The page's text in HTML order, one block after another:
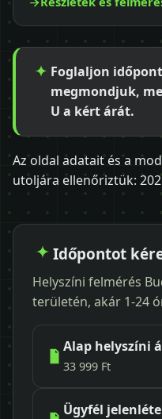
Foglaljon
megmondjuk,
U a kért árát.
Az oldal adatait és a
utoljára ellenőriztük:
Időpontot
Helyszíni felmérés
területén, akár 1-24
Alap helyszíni
33 999 Ft
Ügyfél